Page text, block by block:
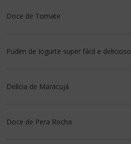
Doce de Tomate
Pudim de Iogurte super fácil e delicioso
Delícia de Maracujá
Doce de Pera Rocha